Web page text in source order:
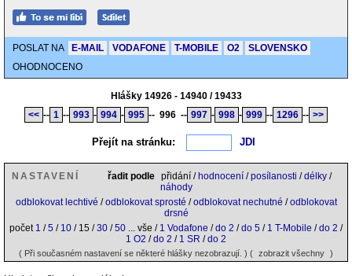
POSLAT NA E-MAIL VODAFONE T-MOBILE O2
SLOVENSKO
OHODNOCENO
Hlášky 14926 - 14940 / 19433
<< -- 1 -- 993 - 994 - 995 -- 996 -- 997 - 998 - 999 -- 1296 -- >>
Přejít na stránku:
NASTAVENÍ řadit podle přidání / hodnocení /posílanosti /délky /
náhody
odblokovat lechtivé /odblokovat sprosté /odblokovat nechutné /odblokovat
drsné
počet 1 /5 / 10 / 15 /30 /50 ... vše / 1 Vodafone /do 2 /do 5 / 1 T-Mobile /do 2 /
1 O2 /do 2 / 1 SR /do 2
( Při současném nastavení se některé hlášky nezobrazují. ) ( zobrazit všechny )